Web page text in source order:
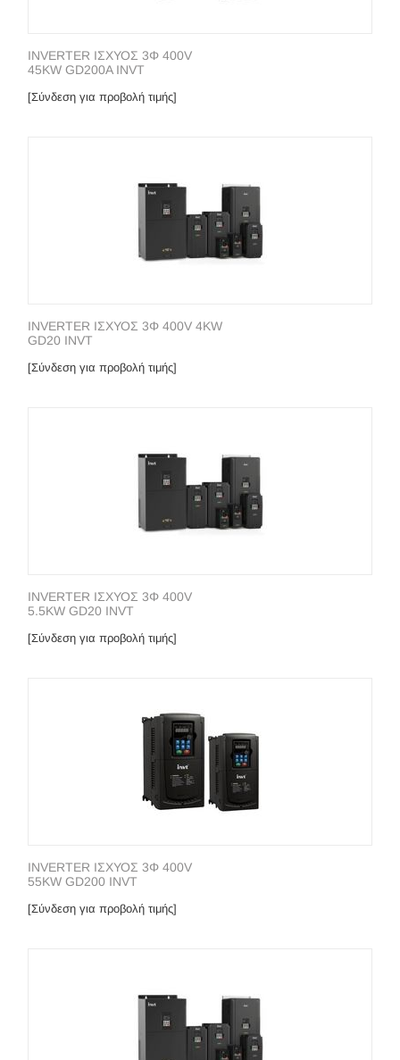
INVERTER ΙΣΧΥΟΣ 3Φ 400V
45KW GD200A INVT
[Σύνδεση για προβολή τιμής]
INVERTER ΙΣΧΥΟΣ 3Φ 400V 4KW
GD20 INVT
[Σύνδεση για προβολή τιμής]
INVERTER ΙΣΧΥΟΣ 3Φ 400V
5.5KW GD20 INVT
[Σύνδεση για προβολή τιμής]
INVERTER ΙΣΧΥΟΣ 3Φ 400V
55KW GD200 INVT
[Σύνδεση για προβολή τιμής]